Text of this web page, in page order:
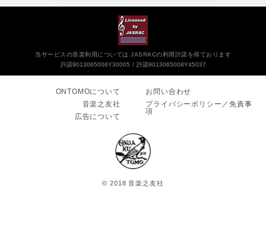
当サービスの音楽利用については JASRACの利用許諾を得ております
許諾9013065006Y30005
許諾9013065008Y45037
ONTOMOについて
音楽之友社
広告について
お問い合わせ
プライバシーポリシー／免責事
項
© 2018 音楽之友社